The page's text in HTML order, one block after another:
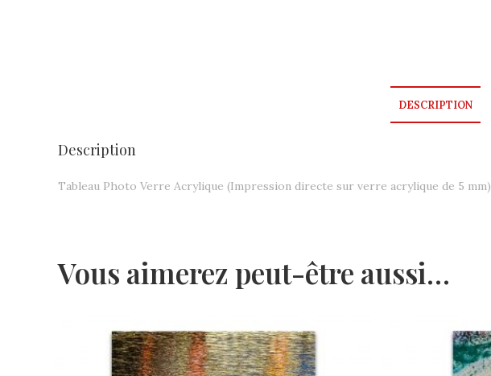
DESCRIPTION
Description
Tableau Photo Verre Acrylique (Impression directe sur verre acrylique de 5 mm)
Vous aimerez peut-être aussi…